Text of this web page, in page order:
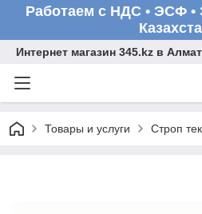
Работаем с НДС • ЭСФ •
Интернет магазин 345.kz в
Товары и услуги Строп